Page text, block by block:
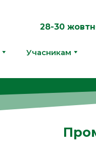
28-30
Учасникам